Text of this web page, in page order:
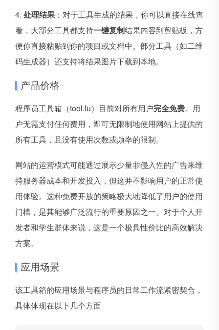
4. 处理结果 ：对于工具生成的结果，你可以直接在线查
看，大部分工具都支持一键复制结果内容到剪贴板，方
便你直接粘贴到你的项目或文档中。部分工具（如二维
码生成器）还支持将结果图片下载到本地。
产品价格
程序员工具箱（tool.lu）目前对所有用户完全免费。用
户无需支付任何费用，即可无限制地使用网站上提供的
所有工具，且没有使用次数或频率的限制。
网站的运营模式可能通过展示少量非侵入性的广告来维
持服务器成本和开发投入，但这并不影响用户的正常使
用体验。这种免费开放的策略极大地降低了用户的使用
门槛，是其能够广泛流行的重要原因之一。对于个人开
发者和学生群体来说，这是一个极具性价比的高效解决
方案。
应用场景
该工具箱的应用场景与程序员的日常工作流紧密契合，
具体体现在以下几个方面